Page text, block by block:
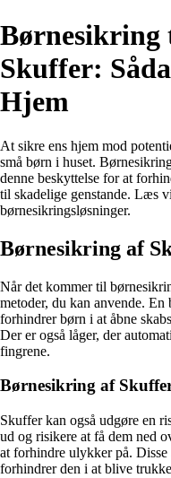
Børnesikring
Skuffer:
Hjem
At sikre ens hjem mod
små børn i huset.
denne beskyttelse for at
til skadelige genstande. Læs
børnesikringsløsninger.
Børnesikring af
Når det kommer til
metoder, du kan anvende.
forhindrer børn i at åbne
Der er også låger, der
fingrene.
Børnesikring af
Skuffer kan også udgøre en
ud og risikere at få dem ned
at forhindre ulykker på.
forhindrer den i at blive